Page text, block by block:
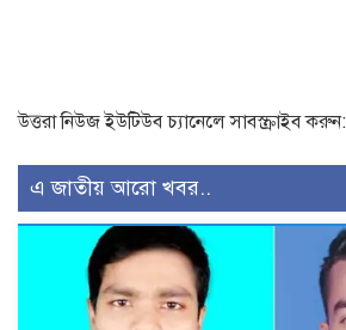
উত্তরা নিউজ ইউটিউব চ্যানেলে সাবস্ক্রাইব করুন:
এ জাতীয় আরো খবর..